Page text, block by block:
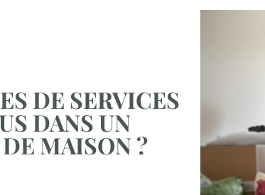
DE SERVICES
DANS UN
MAISON ?